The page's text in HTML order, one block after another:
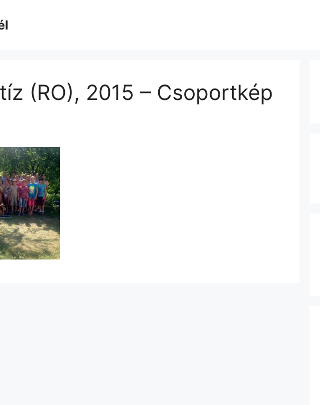
(RO), 2015 – Csoportkép